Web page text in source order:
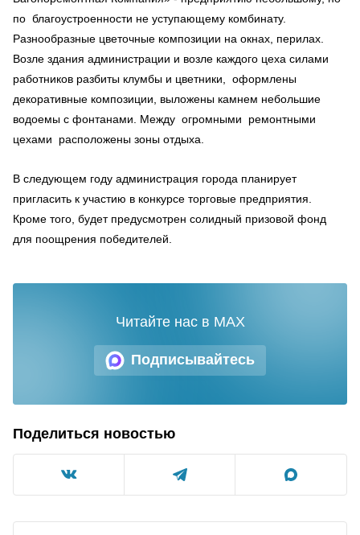
по благоустроенности не уступающему комбинату.
Разнообразные цветочные композиции на окнах, перилах.
Возле здания администрации и возле каждого цеха силами
работников разбиты клумбы и цветники, оформлены
декоративные композиции, выложены камнем небольшие
водоемы с фонтанами. Между огромными ремонтными
цехами расположены зоны отдыха.
В следующем году администрация города планирует
пригласить к участию в конкурсе торговые предприятия.
Кроме того, будет предусмотрен солидный призовой фонд
для поощрения победителей.
Подписывайтесь
Читайте нас в MAX
Поделиться новостью